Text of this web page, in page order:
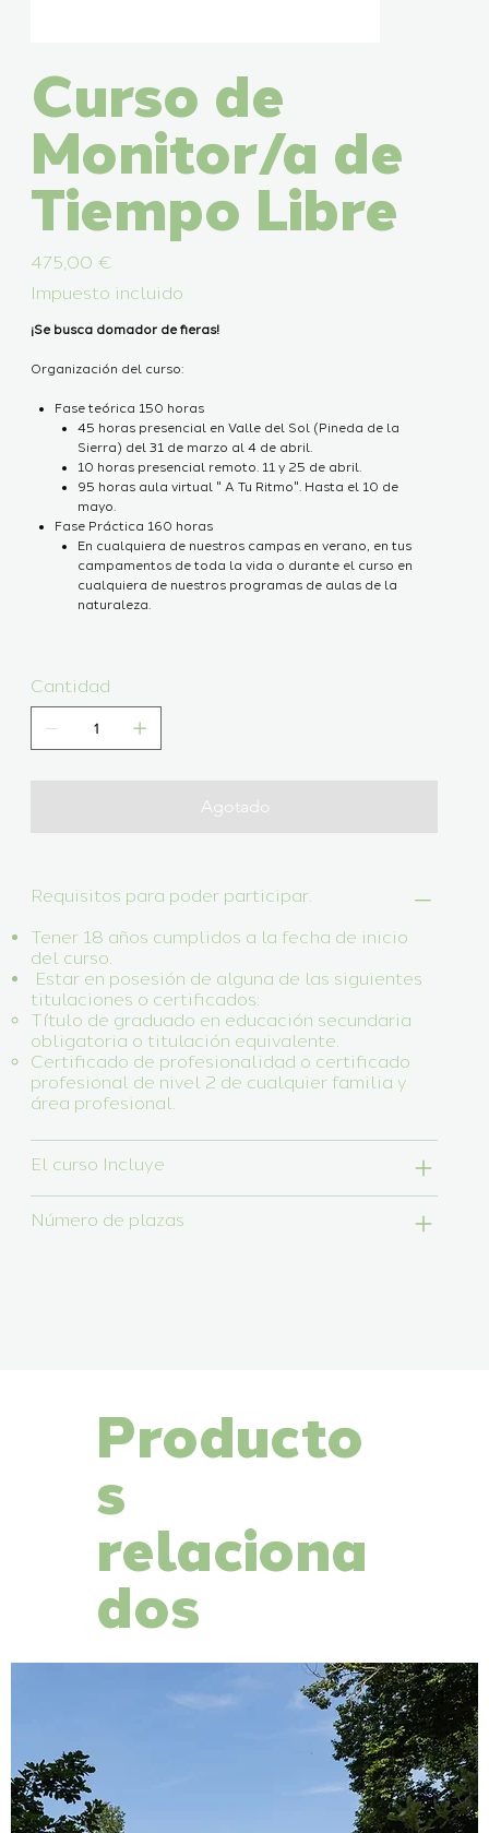
Curso de
Monitor/a de
Tiempo Libre
Precio
475,00 €
Impuesto incluido
¡Se busca domador de fieras!
Organización del curso:
Fase teórica 150 horas
45 horas presencial en Valle del Sol (Pineda de la
Sierra) del 31 de marzo al 4 de abril.
10 horas presencial remoto. 11 y 25 de abril.
95 horas aula virtual " A Tu Ritmo". Hasta el 10 de
mayo.
Fase Práctica 160 horas
En cualquiera de nuestros campas en verano, en tus
campamentos de toda la vida o durante el curso en
cualquiera de nuestros programas de aulas de la
naturaleza.
Cantidad
Agotado
Requisitos para poder participar.
Tener 18 años cumplidos a la fecha de inicio
del curso.
Estar en posesión de alguna de las siguientes
titulaciones o certificados:
Título de graduado en educación secundaria
obligatoria o titulación equivalente.
Certificado de profesionalidad o certificado
profesional de nivel 2 de cualquier familia y
área profesional.
El curso Incluye
Número de plazas
Producto
s
relaciona
dos